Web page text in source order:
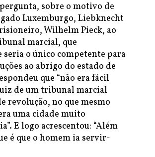
sobre o motivo de
Luxemburgo, Liebknecht
Wilhelm Pieck, ao
marcial, que
o único competente para
ao abrigo do estado de
que “não era fácil
de um tribunal marcial
revolução, no que mesmo
uma cidade muito
E logo acrescentou: “Além
é que o homem ia servir-